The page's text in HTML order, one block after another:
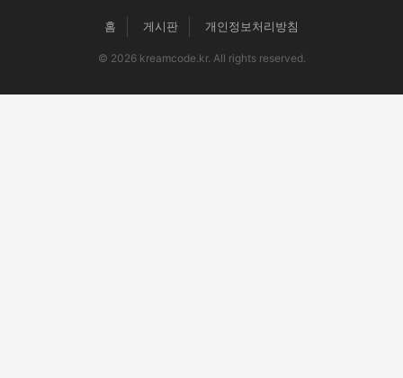
홈 게시판 개인정보처리방침
© 2026 kreamcode.kr. All rights reserved.